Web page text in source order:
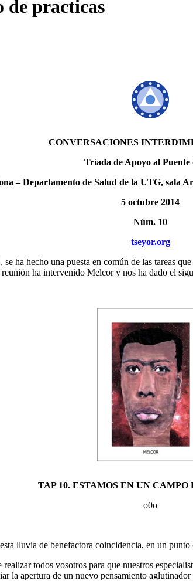
de practicas
CONVERSACIONES
Tríada de Apoyo al Puente
– Departamento de Salud de la UTG, sala
5 octubre 2014
Núm. 10
tseyor.org
ha hecho una puesta en común de las tareas
ha intervenido Melcor y nos ha dado el
TAP 10. ESTAMOS EN UN
o0o
lluvia de benefactora coincidencia, en un
todos vosotros para que nuestros
la apertura de un nuevo pensamiento